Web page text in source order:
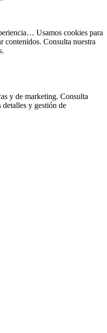
Usamos cookies para
contenidos. Consulta nuestra
y de marketing. Consulta
detalles y gestión de